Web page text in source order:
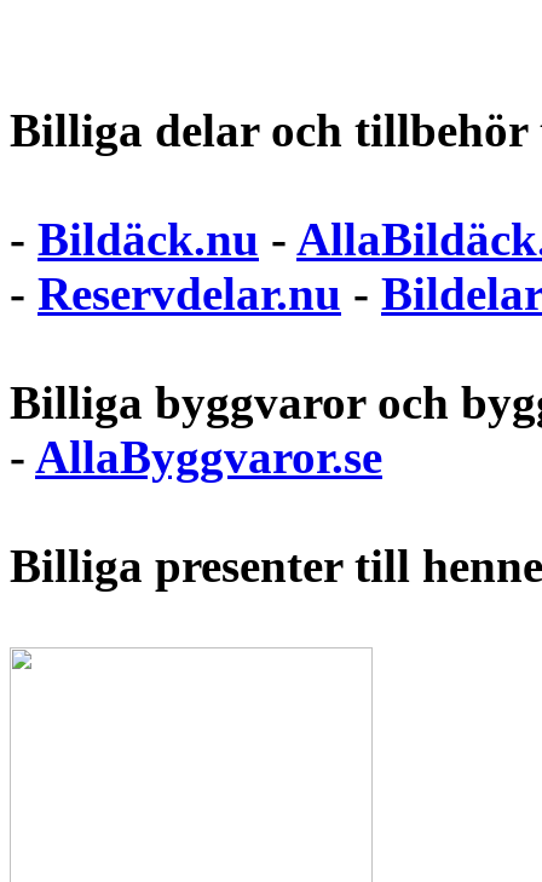
Billiga delar och
- Bildäck.nu -
- Reservdelar.nu - Bildelar
Billiga byggvaror och
- AllaByggvaror.se
Billiga presenter till